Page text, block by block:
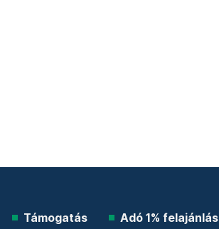
Támogatás Adó 1% felajánlás